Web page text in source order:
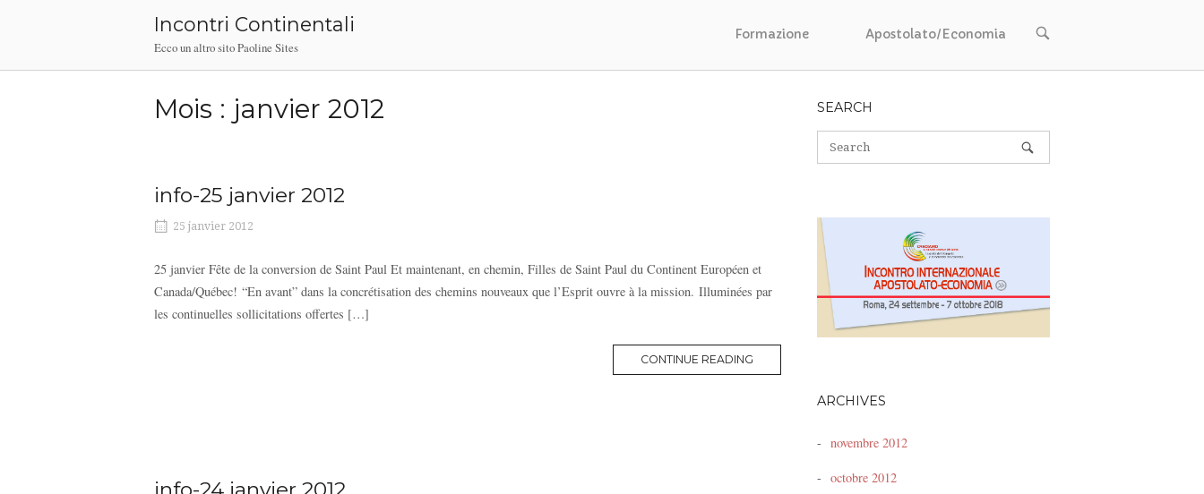
Incontri Continentali
Ecco un altro sito Paoline Sites
Formazione Apostolato/Economia
OPEN
Mois : janvier 2012
info-25 janvier 2012
25 janvier 2012
25 janvier Fête de la conversion de Saint Paul Et maintenant, en chemin, Filles de Saint Paul du Continent Européen et
Canada/Québec! “En avant” dans la concrétisation des chemins nouveaux que l’Esprit ouvre à la mission. Illuminées par
les continuelles sollicitations offertes […]
CONTINUE READING
SEARCH
ARCHIVES
novembre 2012
octobre 2012